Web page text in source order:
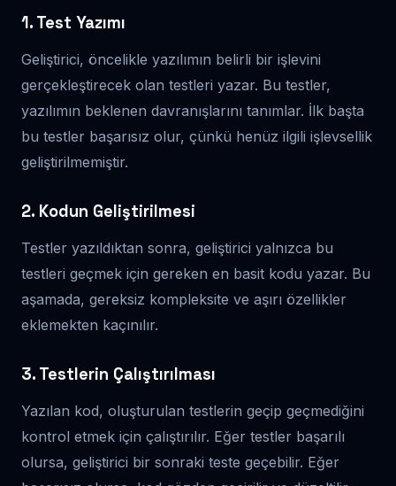
1. Test Yazımı
Geliştirici, öncelikle yazılımın belirli bir işlevini
gerçekleştirecek olan testleri yazar. Bu testler,
yazılımın beklenen davranışlarını tanımlar. İlk başta
bu testler başarısız olur, çünkü henüz ilgili işlevsellik
geliştirilmemiştir.
2. Kodun Geliştirilmesi
Testler yazıldıktan sonra, geliştirici yalnızca bu
testleri geçmek için gereken en basit kodu yazar. Bu
aşamada, gereksiz kompleksite ve aşırı özellikler
eklemekten kaçınılır.
3. Testlerin Çalıştırılması
Yazılan kod, oluşturulan testlerin geçip geçmediğini
kontrol etmek için çalıştırılır. Eğer testler başarılı
olursa, geliştirici bir sonraki teste geçebilir. Eğer